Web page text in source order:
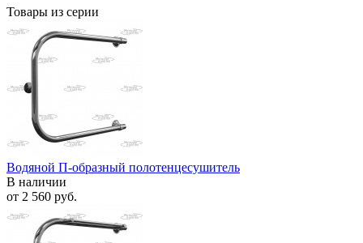
Товары из серии
Водяной П-образный полотенцесушитель
В наличии
от 2 560 руб.